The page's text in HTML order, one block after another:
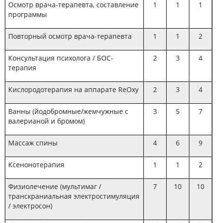
Осмотр врача-терапевта, составление
программы
1 1 1
Повторный осмотр врача-терапевта 1 1 2
Консультация психолога / БОС-
терапия
2 3 4
Кислородотерапия на аппарате ReOxy 2 3 4
Ванны (йодобромные/жемчужные с
валерианой и бромом)
3 5 7
Массаж спины 4 6 9
Ксенонотерапия 1 1 2
Физиолечение (мультимаг /
транскраниальная электростимуляция
/ электросон)
7 10 10